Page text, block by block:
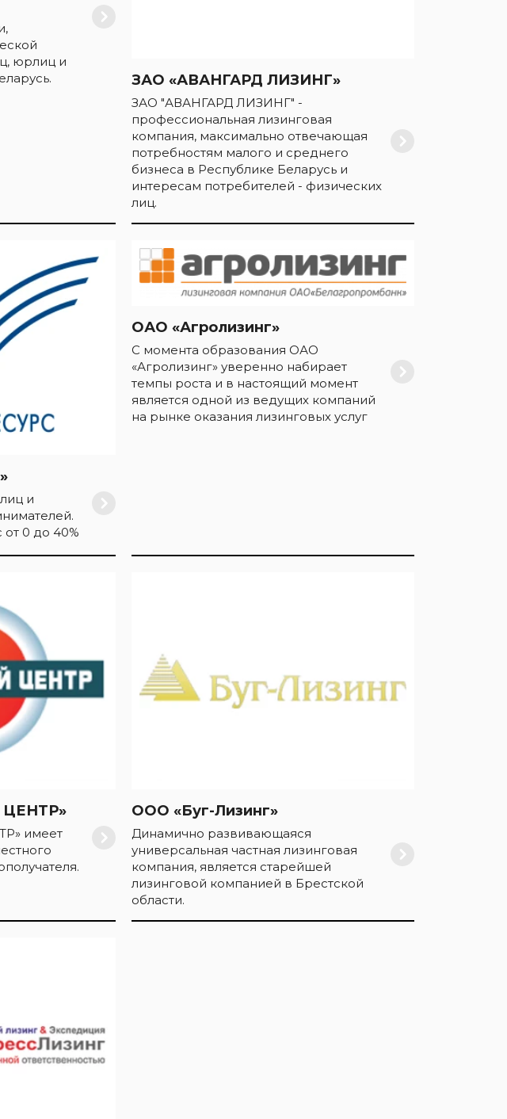
юрлиц и
ЗАО «АВАНГАРД ЛИЗИНГ»
ЗАО "АВАНГАРД ЛИЗИНГ" -
профессиональная лизинговая
компания, максимально отвечающая
потребностям малого и среднего
бизнеса в Республике Беларусь и
интересам потребителей - физических
лиц.
и
от 0 до 40%
ОАО «Агролизинг»
С момента образования ОАО
«Агролизинг» уверенно набирает
темпы роста и в настоящий момент
является одной из ведущих компаний
на рынке оказания лизинговых услуг
имеет
ООО «Буг-Лизинг»
Динамично развивающаяся
универсальная частная лизинговая
компания, является старейшей
лизинговой компанией в Брестской
области.